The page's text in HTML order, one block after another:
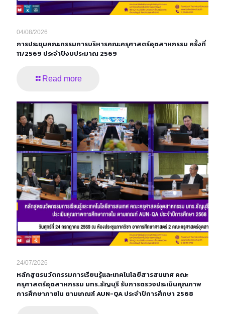
04/08/2026
การประชุมคณะกรรมการบริหารคณะครุศาสตร์อุตสาหกรรม ครั้งที่
11/2569 ประจำปีงบประมาณ 2569
Read more
24/07/2026
หลักสูตรนวัตกรรมการเรียนรู้และเทคโนโลยีสารสนเทศ คณะ
ครุศาสตร์อุตสาหกรรม มทร.ธัญบุรี รับการตรวจประเมินคุณภาพ
การศึกษาภายใน ตามเกณฑ์ AUN-QA ประจำปีการศึกษา 2568